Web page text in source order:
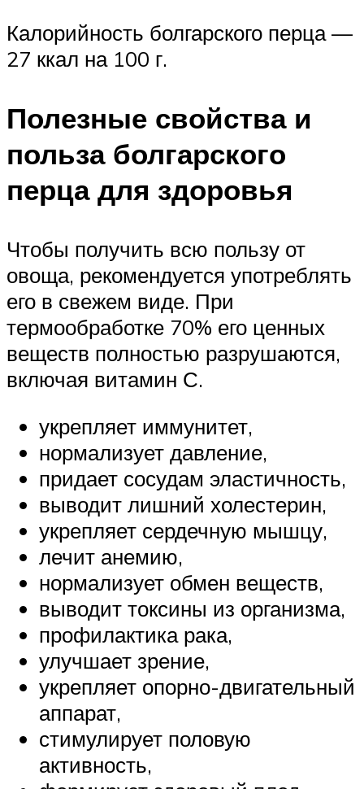
Калорийность болгарского перца —
27 ккал на 100 г.
Полезные свойства и
польза болгарского
перца для здоровья
Чтобы получить всю пользу от
овоща, рекомендуется употреблять
его в свежем виде. При
термообработке 70% его ценных
веществ полностью разрушаются,
включая витамин С.
укрепляет иммунитет,
нормализует давление,
придает сосудам эластичность,
выводит лишний холестерин,
укрепляет сердечную мышцу,
лечит анемию,
нормализует обмен веществ,
выводит токсины из организма,
профилактика рака,
улучшает зрение,
укрепляет опорно-двигательный
аппарат,
стимулирует половую
активность,